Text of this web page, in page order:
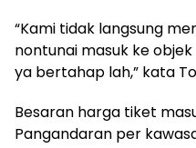
“Kami tidak langsung
nontunai masuk ke
ya bertahap lah,” kata
Besaran harga tiket
Pangandaran per